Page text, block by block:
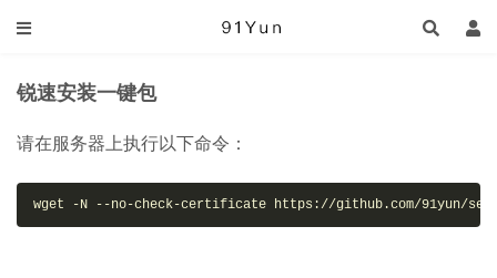
锐速安装一键包
请在服务器上执行以下命令：
wget -N --no-check-certificate https://github.com/91yun/